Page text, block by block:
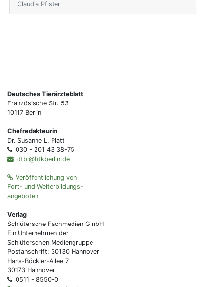
Claudia Pfister
Deutsches Tierärzteblatt
Französische Str. 53
10117 Berlin
Chefredakteurin
Dr. Susanne L. Platt
030 - 201 43 38-75
dtbl@btkberlin.de
Veröffentlichung von
Fort- und Weiterbildungs-
angeboten
Verlag
Schlütersche Fachmedien GmbH
Ein Unternehmen der
Schlüterschen Mediengruppe
Postanschrift: 30130 Hannover
Hans-Böckler-Allee 7
30173 Hannover
0511 - 8550-0